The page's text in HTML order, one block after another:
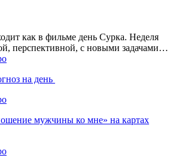
как в фильме день Сурка. Неделя
перспективной, с новыми задачами…
на день
мужчины ко мне» на картах